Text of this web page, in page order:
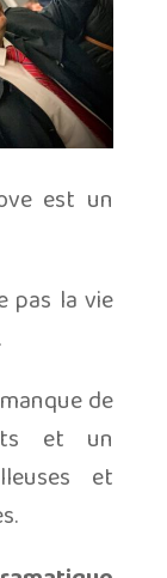
est un
pas la vie
de
et un
et